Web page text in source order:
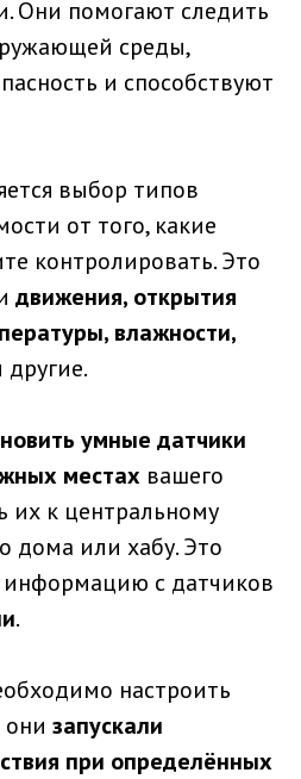
Они помогают следить
среды,
и способствуют
выбор типов
от того, какие
контролировать. Это
движения, открытия
влажности,
другие.
умные датчики
местах вашего
к центральному
дома или хабу. Это
информацию с датчиков
.
настроить
они запускали
при определённых